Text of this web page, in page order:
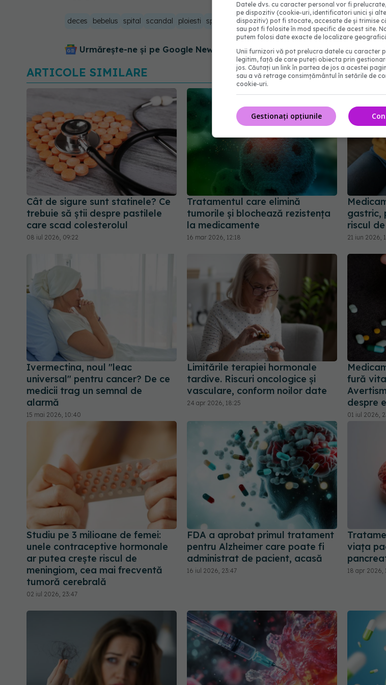
deces bebelus spital scandal ploiesti spitalul de pediatrie ploiesti
Urmărește-ne și pe Google News - abonează‑te!
ARTICOLE SIMILARE
Cât de sigure sunt statinele? Ce
trebuie să știi despre pastilele
care scad colesterolul
08 iul 2026, 09:22
Tratamentul care elimină
tumorile și blochează rezistența
la medicamente
16 mar 2026, 12:18
gastric,
riscul
21 iun 2026,
Ivermectina, noul "leac
universal" pentru cancer? De ce
medicii trag un semnal de
alarmă
15 mai 2026, 10:40
Limitările terapiei hormonale
tardive. Riscuri oncologice și
vasculare, conform noilor date
24 apr 2026, 18:25
fură
despre
01 iul 2026,
Studiu pe 3 milioane de femei:
unele contraceptive hormonale
ar putea crește riscul de
meningiom, cea mai frecventă
tumoră cerebrală
02 iul 2026, 23:47
FDA a aprobat primul tratament
pentru Alzheimer care poate fi
administrat de pacient, acasă
16 iul 2026, 23:47
viața
18 apr 2026,
Datele dvs. cu caracter personal vor fi
pe dispozitiv (cookie-uri, identificatori unici și
dispozitiv) pot fi stocate, accesate de și trimise
sau pot fi folosite în mod specific de acest site.
putem folosi date exacte de localizare
Unii furnizori vă pot prelucra datele cu caracter
legitim, față de care puteți obiecta prin
jos. Căutați un link în partea de jos a acestei
sau a vă retrage consimțământul în setările de
cookie-uri.
Gestionați opțiunile